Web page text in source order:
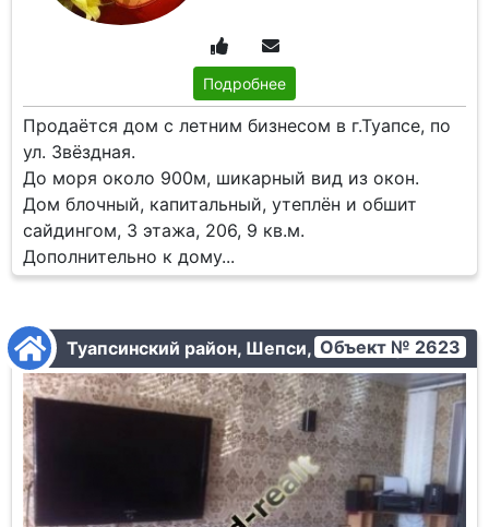
Подробнее
Продаётся дом с летним бизнесом в г.Туапсе, по
ул. Звёздная.
До моря около 900м, шикарный вид из окон.
Дом блочный, капитальный, утеплён и обшит
сайдингом, 3 этажа, 206, 9 кв.м.
Дополнительно к дому...
Туапсинский район, Шепси, Садовая ул.
Объект № 2623